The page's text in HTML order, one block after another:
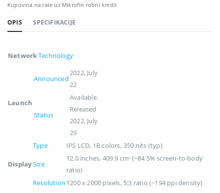
Kupovina na rate uz Mikrofin robni kredit
OPIS SPECIFIKACIJE
NetworkTechnology
Launch
Announced
2022, July
22
Status
Available.
Released
2022, July
29
Display
Type IPS LCD, 1B colors, 350 nits (typ)
Size
12.0 inches, 409.9 cm2 (~84.5% screen-to-body
ratio)
Resolution 1200 x 2000 pixels, 5:3 ratio (~194 ppi density)